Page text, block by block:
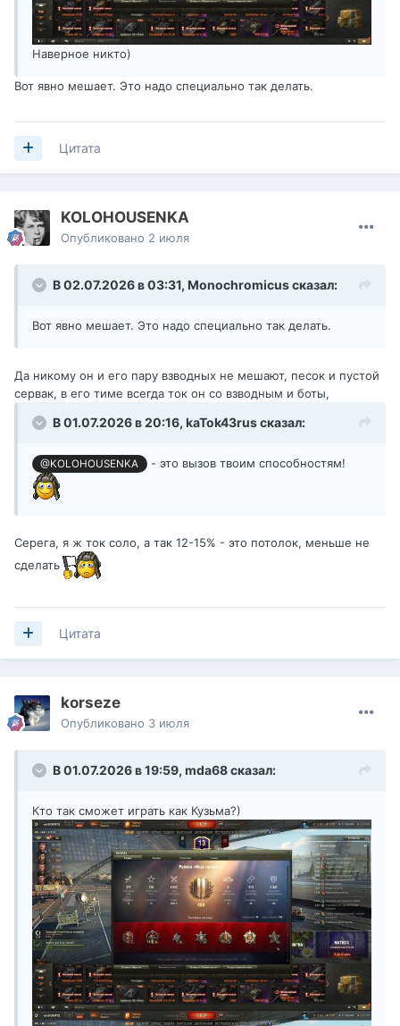
Наверное никто)
Вот явно мешает. Это надо специально так делать.
Цитата
KOLOHOUSENKA
Опубликовано 2 июля
В 02.07.2026 в 03:31, Monochromicusсказал:
Вот явно мешает. Это надо специально так делать.
Да никому он и его пару взводных не мешают, песок и пустой
сервак, в его тиме всегда ток он со взводным и боты,
В 01.07.2026 в 20:16, kaTok43rusсказал:
@KOLOHOUSENKA - это вызов твоим способностям!
Серега, я ж ток соло, а так 12-15% - это потолок, меньше не
сделать
Цитата
korseze
Опубликовано 3 июля
В 01.07.2026 в 19:59, mda68сказал:
Кто так сможет играть как Кузьма?)